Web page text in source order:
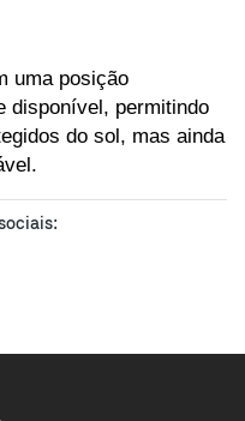
uma posição
disponível, permitindo
do sol, mas ainda